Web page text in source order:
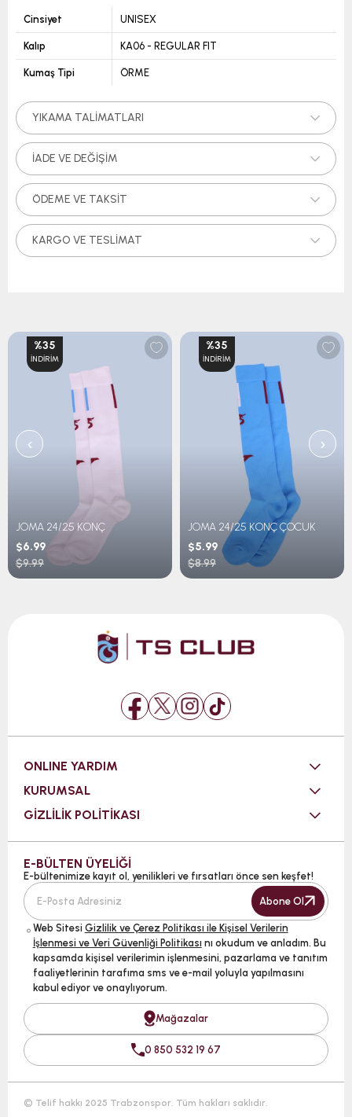
Cinsiyet UNISEX
Kalıp KA06 - REGULAR FIT
Kumaş Tipi ÖRME
YIKAMA TALIMATLARI
İADE VE DEĞIŞIM
ÖDEME VE TAKSIT
KARGO VE TESLIMAT
JOMA 24/25 KONÇ
$6.99
$9.99
%35
İNDIRIM
JOMA 24/25 KONÇ ÇOCUK
$5.99
$8.99
%35
İNDIRIM
‹ ›
ONLINE YARDIM
KURUMSAL
GİZLİLİK POLİTİKASI
E-BÜLTEN ÜYELİĞİ
E-bültenimize kayıt ol, yenilikleri ve fırsatları önce sen keşfet!
Abone Ol
Web Sitesi Gizlilik ve Çerez Politikası ile Kişisel Verilerin
İşlenmesi ve Veri Güvenliği Politikası nı okudum ve anladım. Bu
kapsamda kişisel verilerimin işlenmesini, pazarlama ve tanıtım
faaliyetlerinin tarafıma sms ve e-mail yoluyla yapılmasını
kabul ediyor ve onaylıyorum.
Mağazalar
0 850 532 19 67
© Telif hakkı 2025 Trabzonspor. Tüm hakları saklıdır.